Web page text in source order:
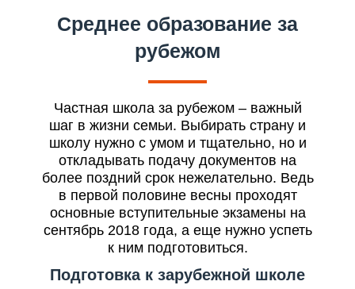
Среднее образование за
рубежом
Частная школа за рубежом – важный
шаг в жизни семьи. Выбирать страну и
школу нужно с умом и тщательно, но и
откладывать подачу документов на
более поздний срок нежелательно. Ведь
в первой половине весны проходят
основные вступительные экзамены на
сентябрь 2018 года, а еще нужно успеть
к ним подготовиться.
Подготовка к зарубежной школе